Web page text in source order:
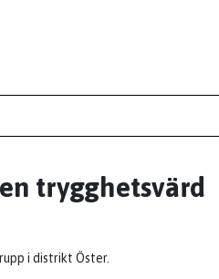
trygghetsvärd
i distrikt Öster.